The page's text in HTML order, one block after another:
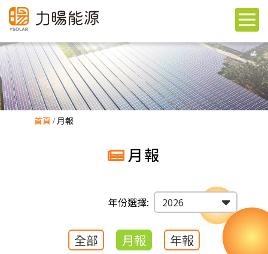
首頁 月報
月報
年份選擇:
全部 月報 年報